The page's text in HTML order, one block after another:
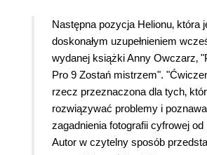
Następna pozycja Helionu‚ która
doskonałym uzupełnieniem
wydanej książki Anny Owczarz‚
Pro 9 Zostań mistrzem".
rzecz przeznaczona dla tych‚
rozwiązywać problemy i
zagadnienia fotografii cyfrowej od
Autor w czytelny sposób